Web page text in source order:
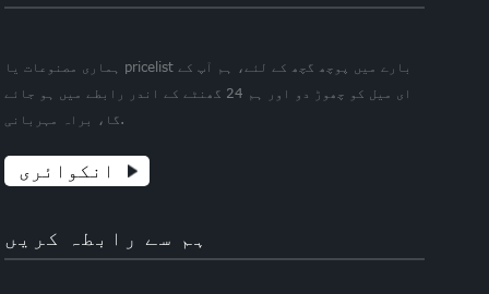
ہماری مصنوعات یا pricelist بارے میں پوچھ گچھ کے لئے، ہم آپ کے
ای میل کو چھوڑ دو اور ہم 24 گھنٹے کے اندر رابطے میں ہو جائے
انکوائری
ہم سے رابطہ کریں